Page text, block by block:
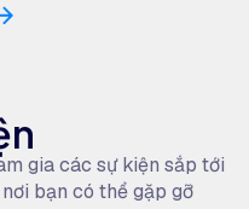
gia các sự kiện sắp tới
bạn có thể gặp gỡ